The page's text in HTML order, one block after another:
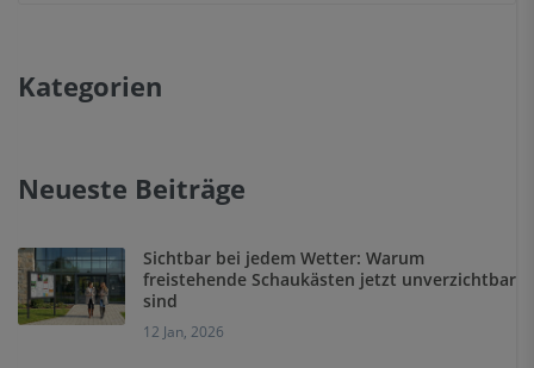
Kategorien
Neueste Beiträge
Sichtbar bei jedem Wetter: Warum
freistehende Schaukästen jetzt unverzichtbar
sind
12 Jan, 2026